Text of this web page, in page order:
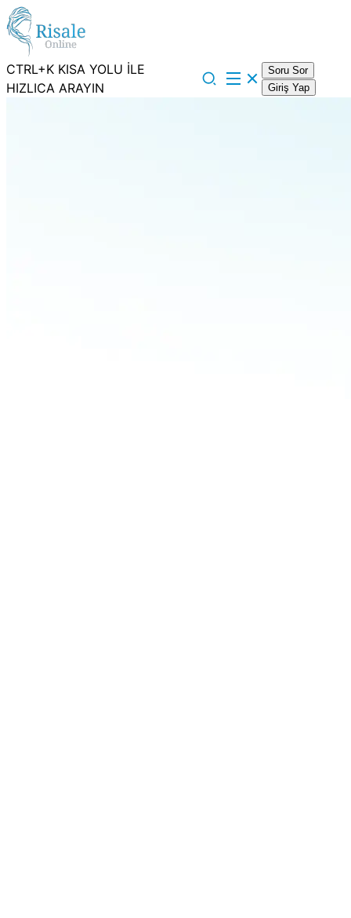
CTRL+K KISA YOLU İLE
HIZLICA ARAYIN
Soru Sor
Giriş Yap